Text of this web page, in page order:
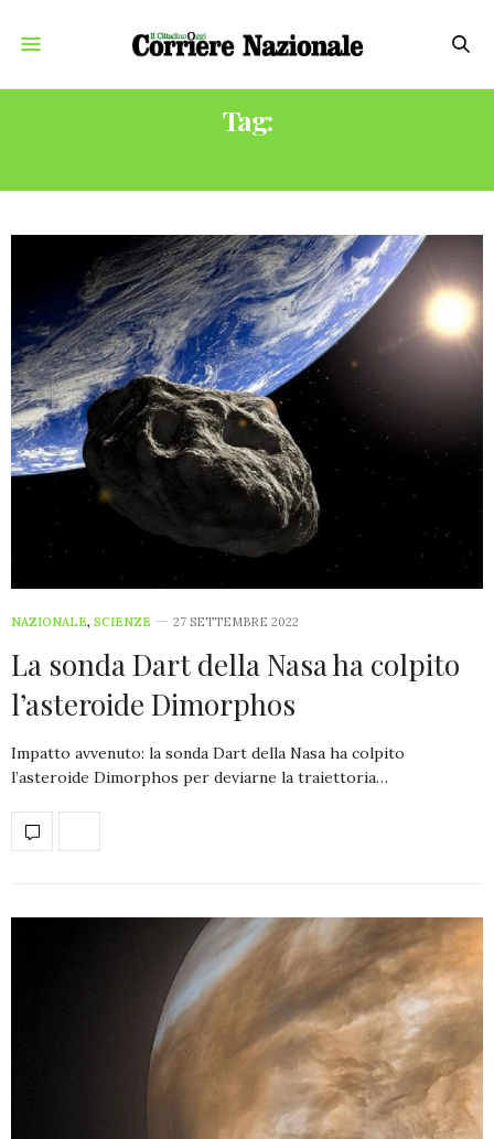
Tag:
NAZIONALE, SCIENZE 27 SETTEMBRE 2022
La sonda Dart della Nasa ha colpito
l’asteroide Dimorphos
Impatto avvenuto: la sonda Dart della Nasa ha colpito
l’asteroide Dimorphos per deviarne la traiettoria…